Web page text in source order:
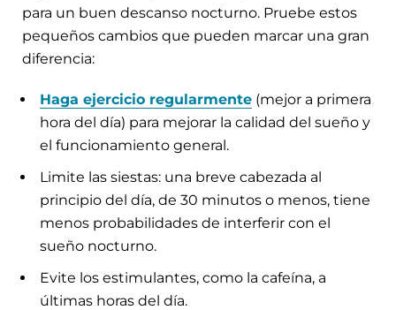
para un buen descanso nocturno. Pruebe estos
pequeños cambios que pueden marcar una gran
diferencia:
Haga ejercicio regularmente (mejor a primera
hora del día) para mejorar la calidad del sueño y
el funcionamiento general.
Limite las siestas: una breve cabezada al
principio del día, de 30 minutos o menos, tiene
menos probabilidades de interferir con el
sueño nocturno.
Evite los estimulantes, como la cafeína, a
últimas horas del día.